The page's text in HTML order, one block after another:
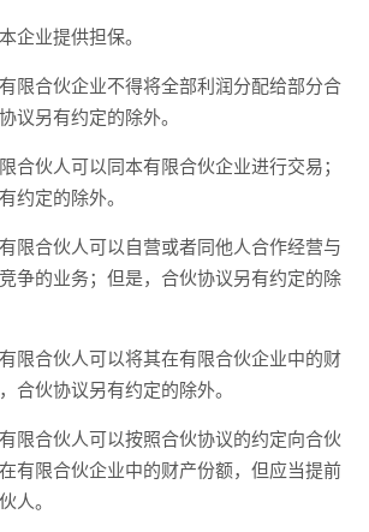
业提供担保。
合伙企业不得将全部利润分配给部分合
议另有约定的除外。
人可以同本有限合伙企业进行交易；
约定的除外。
合伙人可以自营或者同他人合作经营与
争的业务；但是，合伙协议另有约定的除
合伙人可以将其在有限合伙企业中的财
合伙协议另有约定的除外。
合伙人可以按照合伙协议的约定向合伙
有限合伙企业中的财产份额，但应当提前
人。